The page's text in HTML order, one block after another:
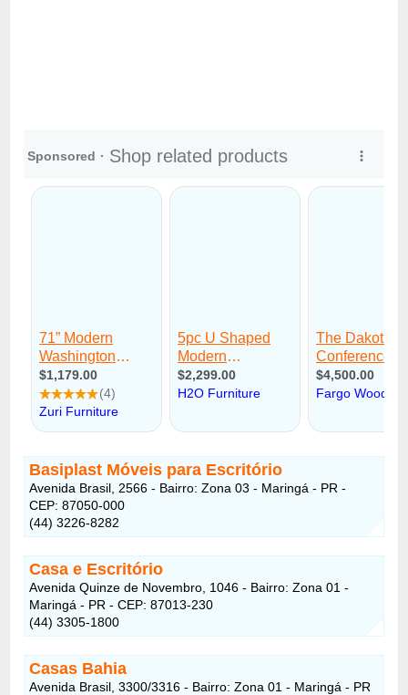
Basiplast Móveis para Escritório
Avenida Brasil, 2566 - Bairro: Zona 03 - Maringá - PR -
CEP: 87050-000
(44) 3226-8282
Casa e Escritório
Avenida Quinze de Novembro, 1046 - Bairro: Zona 01 -
Maringá - PR - CEP: 87013-230
(44) 3305-1800
Casas Bahia
Avenida Brasil, 3300/3316 - Bairro: Zona 01 - Maringá - PR